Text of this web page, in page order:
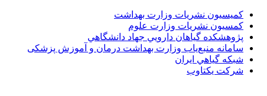
کمیسیون نشریات وزارت بهداشت
کمسیون نشریات وزارت علوم
پژوهشكده گياهان دارويي جهاد دانشگاهي
سامانه منبع‌ياب وزارت بهداشت درمان و آموزش پزشکی
شبكه گياهي ايران
شرکت یکتاوب